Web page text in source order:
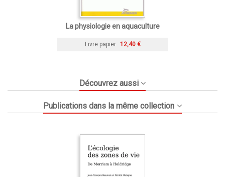
La physiologie en aquaculture
Livre papier 12,40 €
Découvrez aussi
Publications dans la même collection